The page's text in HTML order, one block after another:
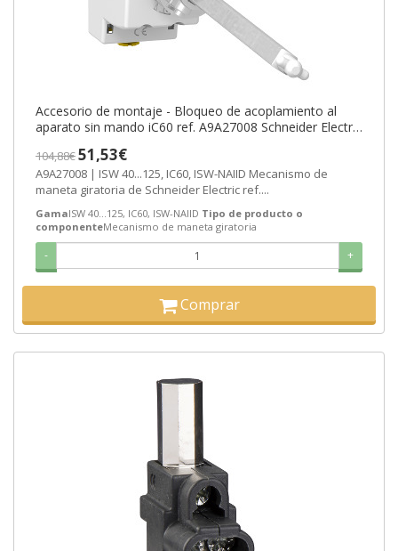
Accesorio de montaje - Bloqueo de acoplamiento al
aparato sin mando iC60 ref. A9A27008 Schneider Electric
104,88€51,53€
A9A27008 | ISW 40...125, IC60, ISW-NAIID Mecanismo de
maneta giratoria de Schneider Electric ref....
GamaISW 40...125, IC60, ISW-NAIID Tipo de producto o
componenteMecanismo de maneta giratoria
- +
Comprar